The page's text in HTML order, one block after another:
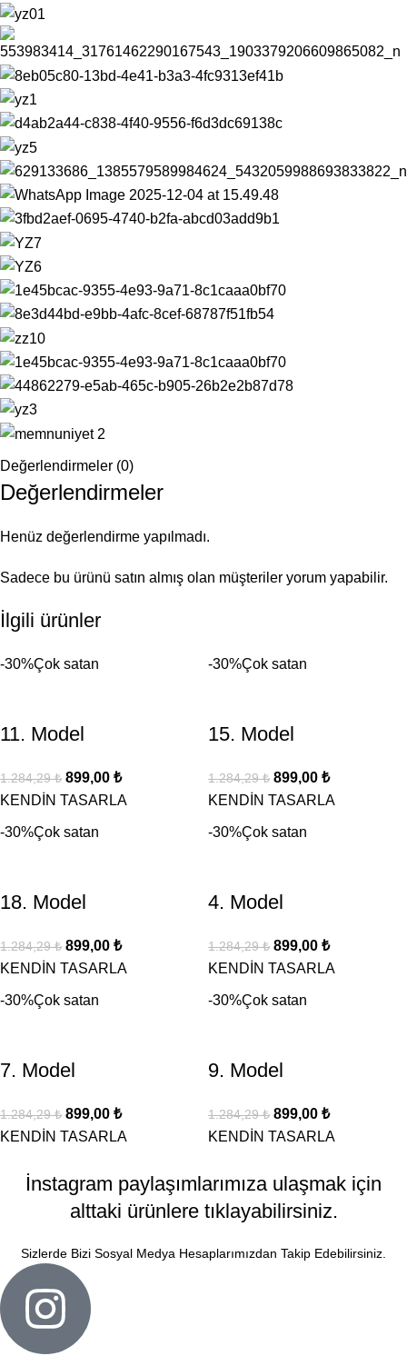
Değerlendirmeler (0)
Değerlendirmeler
Henüz değerlendirme yapılmadı.
Sadece bu ürünü satın almış olan müşteriler yorum yapabilir.
İlgili ürünler
-30%Çok satan
11. Model
1.284,29₺ 899,00 ₺
KENDİN TASARLA
-30%Çok satan
15. Model
1.284,29₺ 899,00 ₺
KENDİN TASARLA
-30%Çok satan
18. Model
1.284,29₺ 899,00 ₺
KENDİN TASARLA
-30%Çok satan
4. Model
1.284,29₺ 899,00 ₺
KENDİN TASARLA
-30%Çok satan
7. Model
1.284,29₺ 899,00 ₺
KENDİN TASARLA
-30%Çok satan
9. Model
1.284,29₺ 899,00 ₺
KENDİN TASARLA
İnstagram paylaşımlarımıza ulaşmak için
alttaki ürünlere tıklayabilirsiniz.
Sizlerde Bizi Sosyal Medya Hesaplarımızdan Takip Edebilirsiniz.